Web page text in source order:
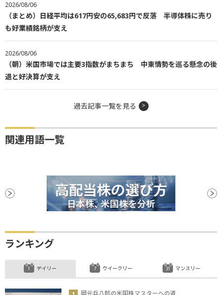
2026/08/06
（まとめ）日経平均は617円安の65,683円で反落 半導体株に売り
も好業績銘柄が支え
2026/08/06
（朝）米国市場では主要3指数がまちまち 中東情勢を巡る懸念の後
退と好決算が支え
過去記事一覧を見る
関連用語一覧
ランキング
デイリー ウイークリー マンスリー